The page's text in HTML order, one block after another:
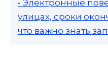
• Электронные
улицах, сроки
что важно знать